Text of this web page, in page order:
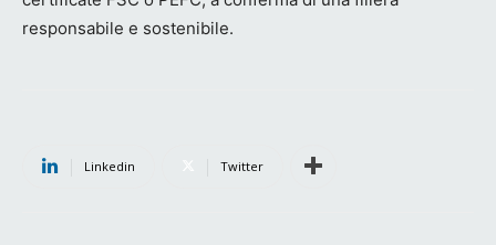
responsabile e sostenibile.
Linkedin Twitter